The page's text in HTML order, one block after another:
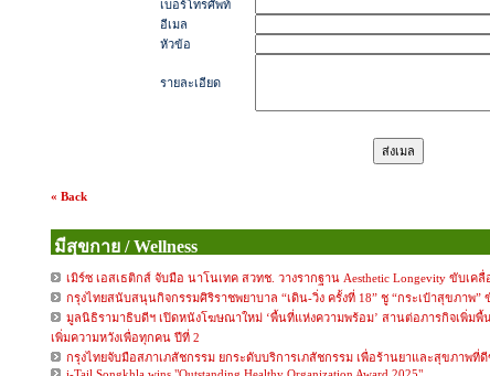
เบอร์โทรศัพท์
อีเมล
หัวข้อ
รายละเอียด
« Back
มีสุขกาย / Wellness
เมิร์ซ เอสเธติกส์ จับมือ นาโนเทค สวทช. วางรากฐาน Aesthetic Longevity ขับเ
กรุงไทยสนับสนุนกิจกรรมศิริราชพยาบาล “เดิน-วิ่ง ครั้งที่ 18” ชู “กระเป๋าสุขภาพ
มูลนิธิรามาธิบดีฯ เปิดหนังโฆษณาใหม่ ‘พื้นที่แห่งความพร้อม’ สานต่อภารกิจเพิ่มพื้
เพิ่มความหวังเพื่อทุกคน ปีที่ 2
กรุงไทยจับมือสภาเภสัชกรรม ยกระดับบริการเภสัชกรรม เพื่อร้านยาและสุขภาพที่